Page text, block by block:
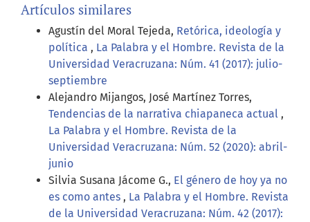
Artículos similares
Agustín del Moral Tejeda, Retórica, ideología y
política , La Palabra y el Hombre. Revista de la
Universidad Veracruzana: Núm. 41 (2017): julio-
septiembre
Alejandro Mijangos, José Martínez Torres,
Tendencias de la narrativa chiapaneca actual ,
La Palabra y el Hombre. Revista de la
Universidad Veracruzana: Núm. 52 (2020): abril-
junio
Silvia Susana Jácome G., El género de hoy ya no
es como antes , La Palabra y el Hombre. Revista
de la Universidad Veracruzana: Núm. 42 (2017):